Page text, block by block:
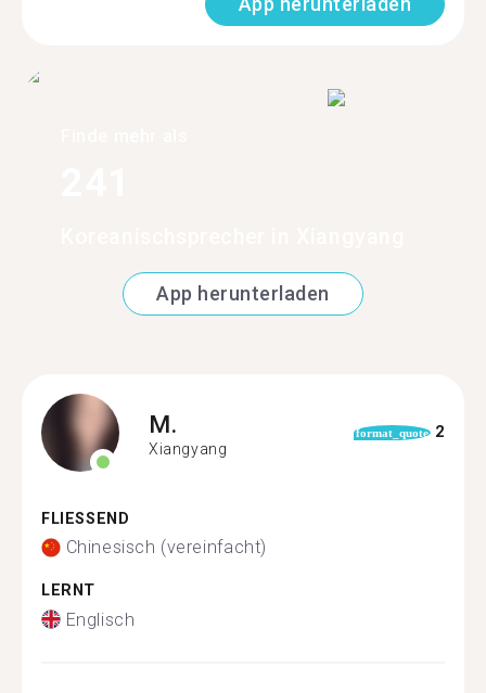
App herunterladen
M.
Xiangyang
format_quote 2
FLIESSEND
Chinesisch (vereinfacht)
LERNT
Englisch